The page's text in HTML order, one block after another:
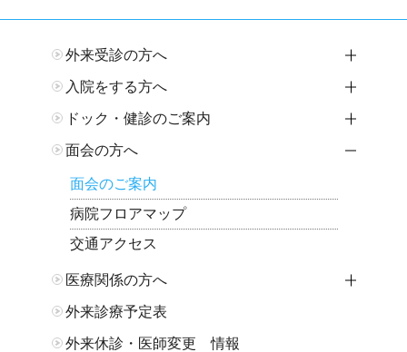
外来受診の方へ 開閉
入院をする方へ 開閉
ドック・健診のご案内 開閉
面会の方へ 開閉
面会のご案内
病院フロアマップ
交通アクセス
医療関係の方へ 開閉
外来診療予定表
外来休診・医師変更 情報